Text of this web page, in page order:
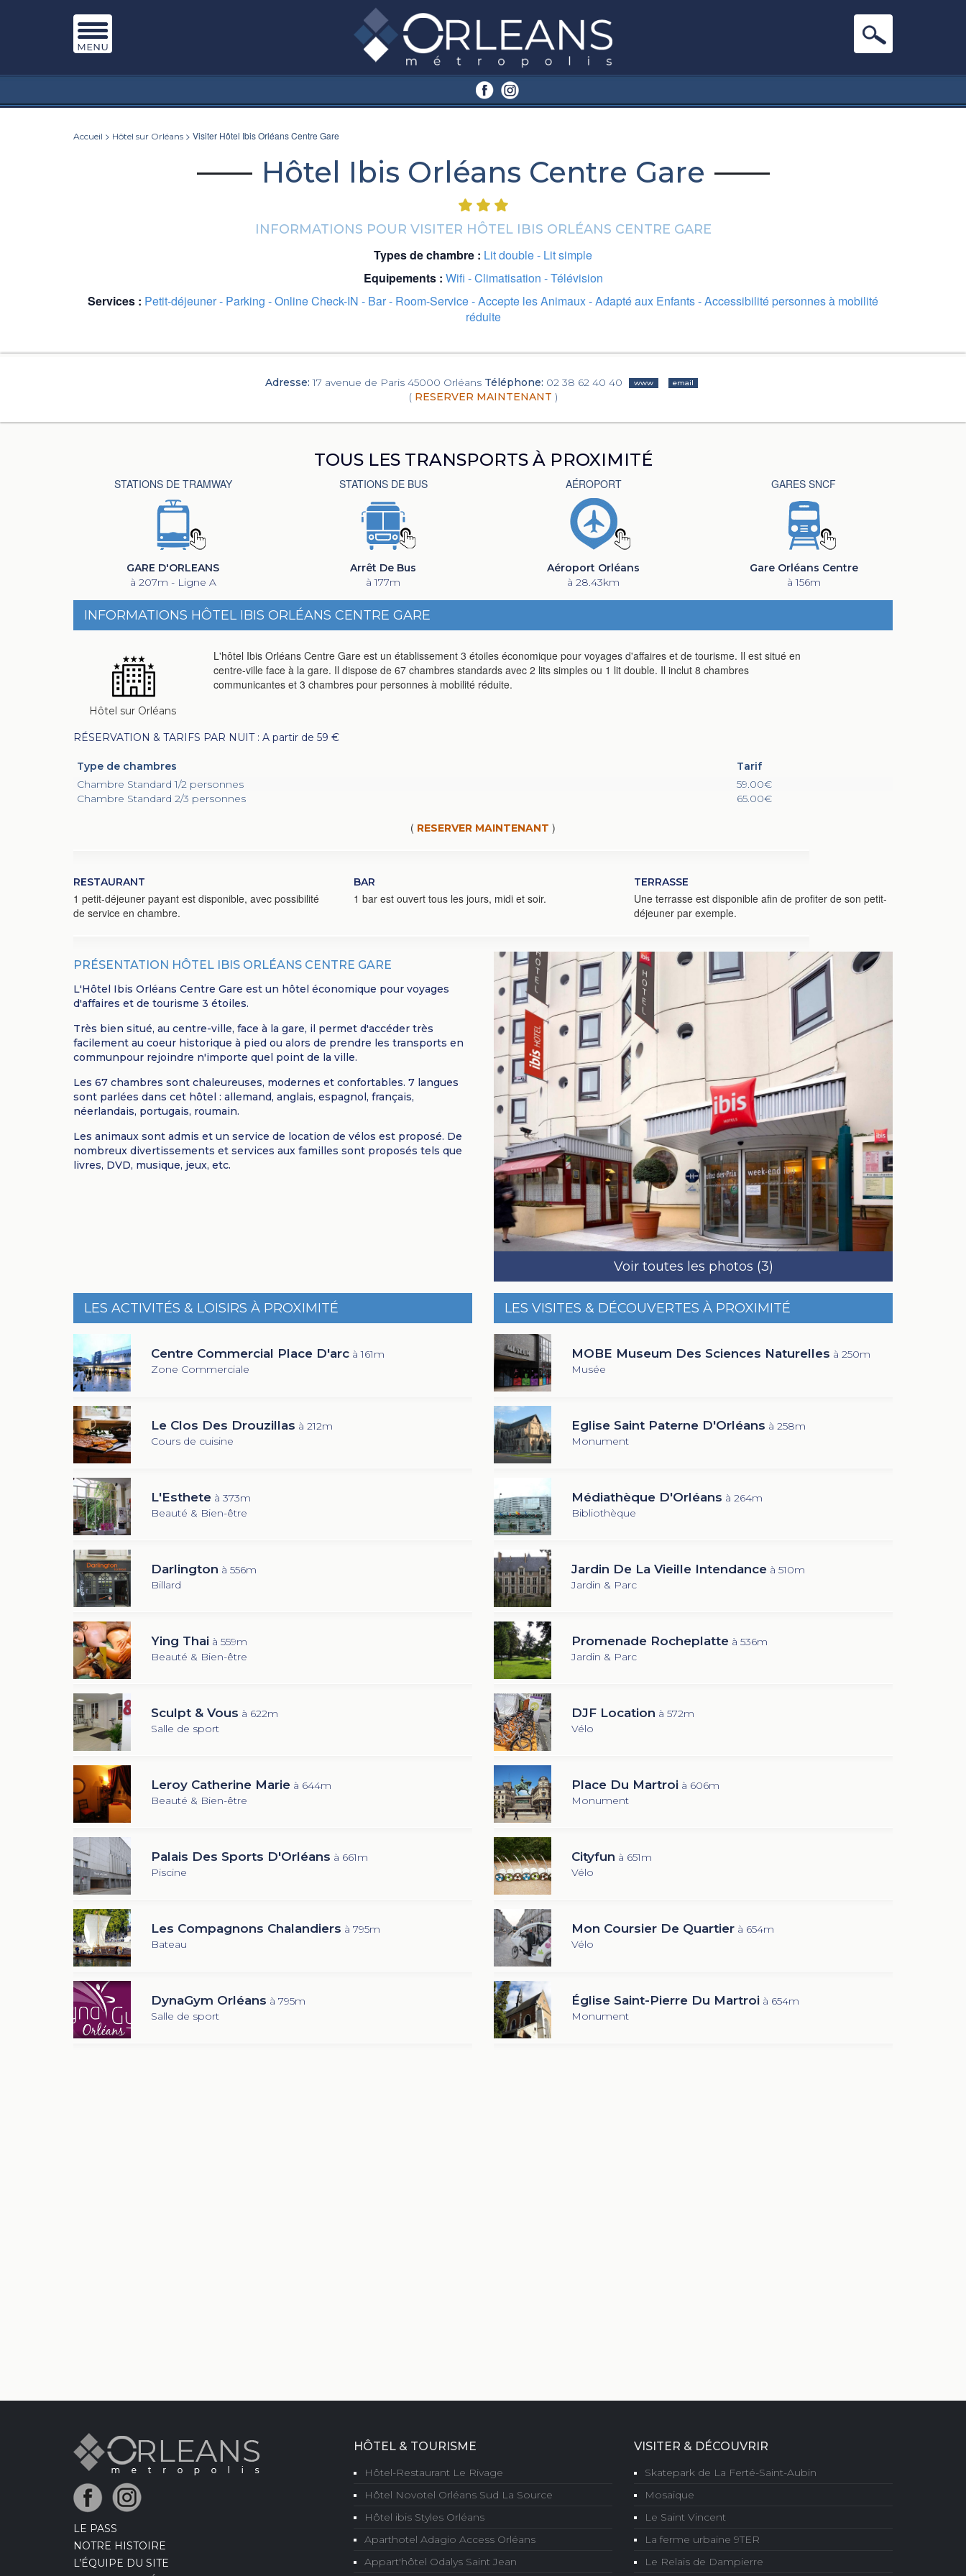
Accueil > Hôtel sur Orléans > Visiter Hôtel Ibis Orléans Centre Gare
Hôtel Ibis Orléans Centre Gare
INFORMATIONS POUR VISITER HÔTEL IBIS ORLÉANS CENTRE GARE
Types de chambre : Lit double - Lit simple
Equipements : Wifi - Climatisation - Télévision
Services : Petit-déjeuner - Parking - Online Check-IN - Bar - Room-Service - Accepte les Animaux - Adapté aux Enfants - Accessibilité personnes à mobilité
réduite
Adresse: 17 avenue de Paris 45000 Orléans Téléphone: 02 38 62 40 40 www email
( RESERVER MAINTENANT )
TOUS LES TRANSPORTS À PROXIMITÉ
STATIONS DE TRAMWAY
GARE D'ORLEANS
à 207m - Ligne A
STATIONS DE BUS
Arrêt De Bus
à 177m
AÉROPORT
Aéroport Orléans
à 28.43km
GARES SNCF
Gare Orléans Centre
à 156m
INFORMATIONS HÔTEL IBIS ORLÉANS CENTRE GARE
Hôtel sur Orléans
L'hôtel Ibis Orléans Centre Gare est un établissement 3 étoiles économique pour voyages d'affaires et de tourisme. Il est situé en
centre-ville face à la gare. Il dispose de 67 chambres standards avec 2 lits simples ou 1 lit double. Il inclut 8 chambres
communicantes et 3 chambres pour personnes à mobilité réduite.
RÉSERVATION & TARIFS PAR NUIT : A partir de 59 €
Type de chambres
Tarif
Chambre Standard 1/2 personnes
59.00€
Chambre Standard 2/3 personnes
65.00€
( RESERVER MAINTENANT )
RESTAURANT
1 petit-déjeuner payant est disponible, avec possibilité
de service en chambre.
BAR
1 bar est ouvert tous les jours, midi et soir.
TERRASSE
Une terrasse est disponible afin de profiter de son petit-
déjeuner par exemple.
PRÉSENTATION HÔTEL IBIS ORLÉANS CENTRE GARE
L'Hôtel Ibis Orléans Centre Gare est un hôtel économique pour voyages
d'affaires et de tourisme 3 étoiles.
Très bien situé, au centre-ville, face à la gare, il permet d'accéder très
facilement au coeur historique à pied ou alors de prendre les transports en
communpour rejoindre n'importe quel point de la ville.
Les 67 chambres sont chaleureuses, modernes et confortables. 7 langues
sont parlées dans cet hôtel : allemand, anglais, espagnol, français,
néerlandais, portugais, roumain.
Les animaux sont admis et un service de location de vélos est proposé. De
nombreux divertissements et services aux familles sont proposés tels que
livres, DVD, musique, jeux, etc.
Voir toutes les photos (3)
LES ACTIVITÉS & LOISIRS À PROXIMITÉ
Centre Commercial Place D'arc à 161m
Zone Commerciale
Le Clos Des Drouzillas à 212m
Cours de cuisine
L'Esthete à 373m
Beauté & Bien-être
Darlington à 556m
Billard
Ying Thai à 559m
Beauté & Bien-être
Sculpt & Vous à 622m
Salle de sport
Leroy Catherine Marie à 644m
Beauté & Bien-être
Palais Des Sports D'Orléans à 661m
Piscine
Les Compagnons Chalandiers à 795m
Bateau
DynaGym Orléans à 795m
Salle de sport
LES VISITES & DÉCOUVERTES À PROXIMITÉ
MOBE Museum Des Sciences Naturelles à 250m
Musée
Eglise Saint Paterne D'Orléans à 258m
Monument
Médiathèque D'Orléans à 264m
Bibliothèque
Jardin De La Vieille Intendance à 510m
Jardin & Parc
Promenade Rocheplatte à 536m
Jardin & Parc
DJF Location à 572m
Vélo
Place Du Martroi à 606m
Monument
Cityfun à 651m
Vélo
Mon Coursier De Quartier à 654m
Vélo
Église Saint-Pierre Du Martroi à 654m
Monument
LE PASS
NOTRE HISTOIRE
L’ÉQUIPE DU SITE
HÔTEL & TOURISME
Hôtel-Restaurant Le Rivage
Hôtel Novotel Orléans Sud La Source
Hôtel ibis Styles Orléans
Aparthotel Adagio Access Orléans
Appart'hôtel Odalys Saint Jean
VISITER & DÉCOUVRIR
Skatepark de La Ferté-Saint-Aubin
Mosaique
Le Saint Vincent
La ferme urbaine 9TER
Le Relais de Dampierre